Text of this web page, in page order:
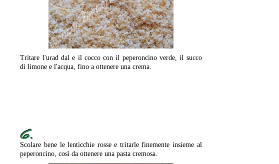
Tritare l'urad dal e il cocco con il peperoncino verde, il succo
di limone e l'acqua, fino a ottenere una crema.
6.
Scolare bene le lenticchie rosse e tritarle finemente insieme al
peperoncino, così da ottenere una pasta cremosa.